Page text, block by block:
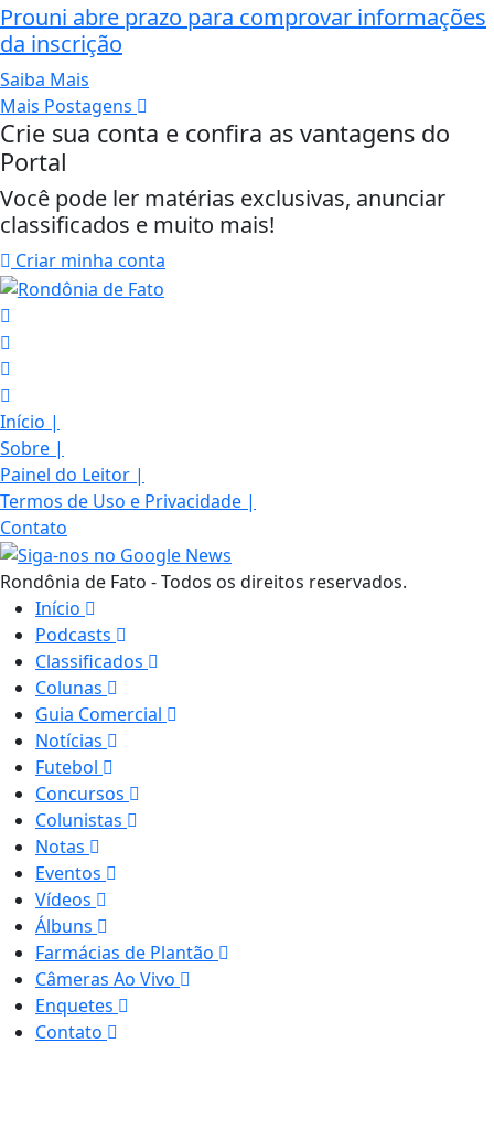
Prouni abre prazo para comprovar informações
da inscrição
Saiba Mais
Mais Postagens
Crie sua conta e confira as vantagens do
Portal
Você pode ler matérias exclusivas, anunciar
classificados e muito mais!
Criar minha conta
Início |
Sobre |
Painel do Leitor |
Termos de Uso e Privacidade |
Contato
Rondônia de Fato - Todos os direitos reservados.
Início
Podcasts
Classificados
Colunas
Guia Comercial
Notícias
Futebol
Concursos
Colunistas
Notas
Eventos
Vídeos
Álbuns
Farmácias de Plantão
Câmeras Ao Vivo
Enquetes
Contato